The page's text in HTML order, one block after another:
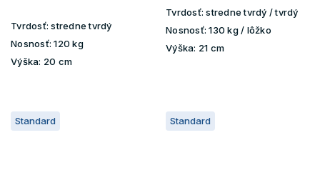
Tvrdosť: stredne tvrdý
Nosnosť: 120 kg
Výška: 20 cm
Tvrdosť: stredne tvrdý / tvrdý
Nosnosť: 130 kg / lôžko
Výška: 21 cm
Standard Standard